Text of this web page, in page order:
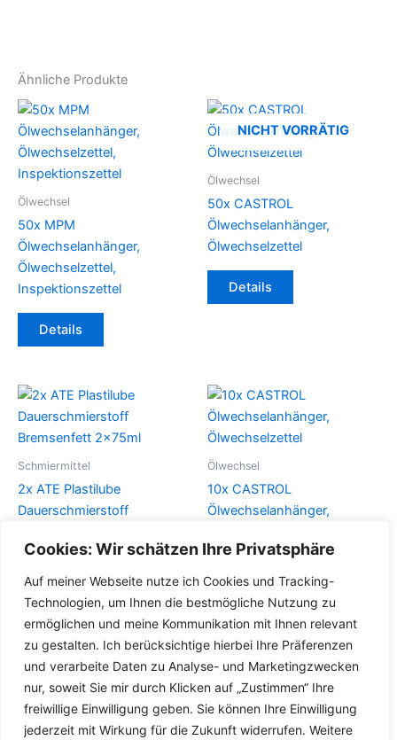
Cookies: Wir schätzen Ihre Privatsphäre
Auf meiner Webseite nutze ich Cookies und Tracking-
Technologien, um Ihnen die bestmögliche Nutzung zu
ermöglichen und meine Kommunikation mit Ihnen relevant
zu gestalten. Ich berücksichtige hierbei Ihre Präferenzen
und verarbeite Daten zu Analyse- und Marketingzwecken
nur, soweit Sie mir durch Klicken auf „Zustimmen“ Ihre
freiwillige Einwilligung geben. Sie können Ihre Einwilligung
jederzeit mit Wirkung für die Zukunft widerrufen. Weitere
Ähnliche Produkte
Ölwechsel
50x MPM
Ölwechselanhänger,
Ölwechselzettel,
Inspektionszettel
Details
NICHT VORRÄTIG
Ölwechsel
50x CASTROL
Ölwechselanhänger,
Ölwechselzettel
Details
Schmiermittel
2x ATE Plastilube
Dauerschmierstoff
Details
Ölwechsel
10x CASTROL
Ölwechselanhänger,
Details